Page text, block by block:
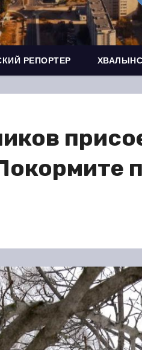
РЕПОРТЕР